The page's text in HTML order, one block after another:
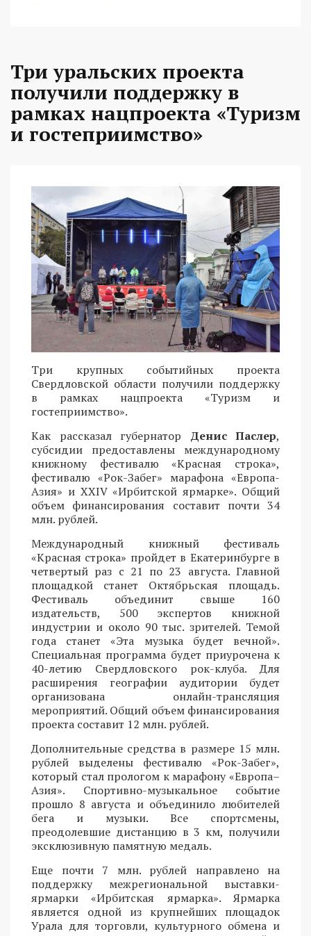
Три уральских проекта
получили поддержку в
рамках нацпроекта «Туризм
и гостеприимство»
Три крупных событийных проекта
Свердловской области получили поддержку
в рамках нацпроекта «Туризм и
гостеприимство».
Как рассказал губернатор Денис Паслер,
субсидии предоставлены международному
книжному фестивалю «Красная строка»,
фестивалю «Рок-Забег» марафона «Европа-
Азия» и XXIV «Ирбитской ярмарке». Общий
объем финансирования составит почти 34
млн. рублей.
Международный книжный фестиваль
«Красная строка» пройдет в Екатеринбурге в
четвертый раз с 21 по 23 августа. Главной
площадкой станет Октябрьская площадь.
Фестиваль объединит свыше 160
издательств, 500 экспертов книжной
индустрии и около 90 тыс. зрителей. Темой
года станет «Эта музыка будет вечной».
Специальная программа будет приурочена к
40-летию Свердловского рок-клуба. Для
расширения географии аудитории будет
организована онлайн-трансляция
мероприятий. Общий объем финансирования
проекта составит 12 млн. рублей.
Дополнительные средства в размере 15 млн.
рублей выделены фестивалю «Рок-Забег»,
который стал прологом к марафону «Европа–
Азия». Спортивно-музыкальное событие
прошло 8 августа и объединило любителей
бега и музыки. Все спортсмены,
преодолевшие дистанцию в 3 км, получили
эксклюзивную памятную медаль.
Еще почти 7 млн. рублей направлено на
поддержку межрегиональной выставки-
ярмарки «Ирбитская ярмарка». Ярмарка
является одной из крупнейших площадок
Урала для торговли, культурного обмена и